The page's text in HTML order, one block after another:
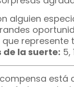
alguien
represente
de la suerte: 5,
está